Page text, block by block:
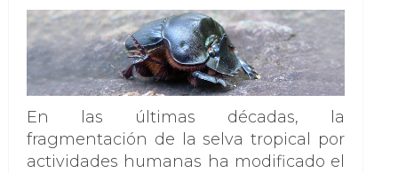
En las últimas décadas, la
fragmentación de la selva tropical por
actividades humanas ha modificado el